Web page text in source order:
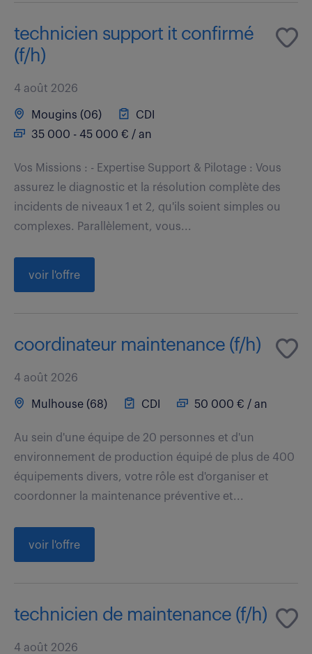
technicien support it confirmé
(f/h)
4 août 2026
Mougins (06)
CDI
35 000 - 45 000 € / an
Vos Missions : - Expertise Support & Pilotage : Vous
assurez le diagnostic et la résolution complète des
incidents de niveaux 1 et 2, qu'ils soient simples ou
complexes. Parallèlement, vous...
voir l'offre
coordinateur maintenance (f/h)
4 août 2026
Mulhouse (68) CDI 50 000 € / an
Au sein d'une équipe de 20 personnes et d'un
environnement de production équipé de plus de 400
équipements divers, votre rôle est d'organiser et
coordonner la maintenance préventive et...
voir l'offre
technicien de maintenance (f/h)
4 août 2026